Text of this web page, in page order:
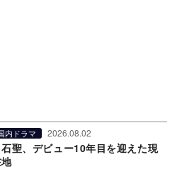
内ドラマ 2026.08.02
石聖、デビュー10年目を迎えた現